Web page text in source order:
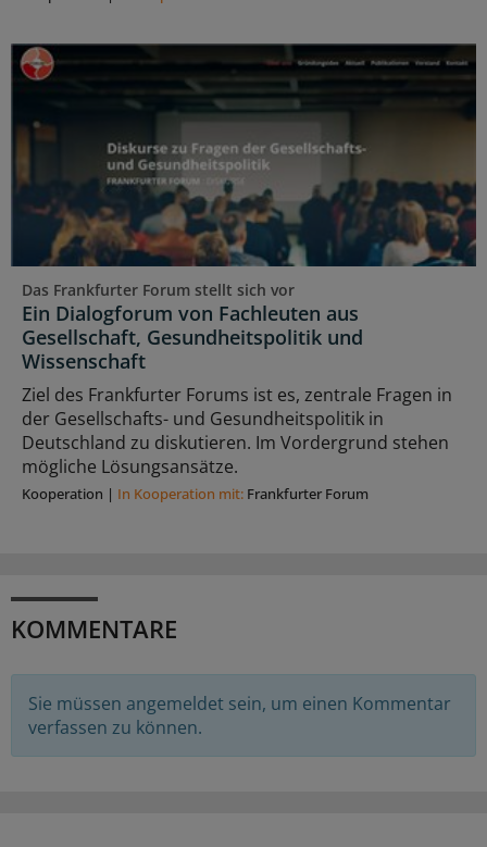
Das Frankfurter Forum stellt sich vor
Ein Dialogforum von Fachleuten aus
Gesellschaft, Gesundheitspolitik und
Wissenschaft
Ziel des Frankfurter Forums ist es, zentrale Fragen in
der Gesellschafts- und Gesundheitspolitik in
Deutschland zu diskutieren. Im Vordergrund stehen
mögliche Lösungsansätze.
Kooperation | In Kooperation mit: Frankfurter Forum
KOMMENTARE
Sie müssen angemeldet sein, um einen Kommentar
verfassen zu können.